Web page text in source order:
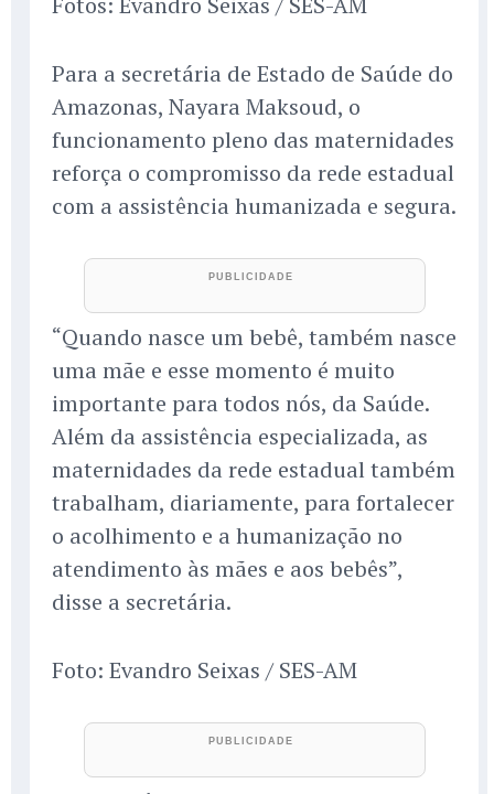
Para a secretária de Estado de Saúde do
Amazonas, Nayara Maksoud, o
funcionamento pleno das maternidades
reforça o compromisso da rede estadual
com a assistência humanizada e segura.
“Quando nasce um bebê, também nasce
uma mãe e esse momento é muito
importante para todos nós, da Saúde.
Além da assistência especializada, as
maternidades da rede estadual também
trabalham, diariamente, para fortalecer
o acolhimento e a humanização no
atendimento às mães e aos bebês”,
disse a secretária.
Foto: Evandro Seixas / SES-AM